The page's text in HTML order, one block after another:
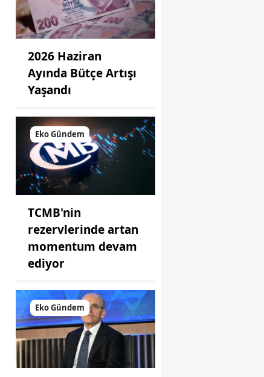
2026 Haziran
Ayında Bütçe Artışı
Yaşandı
Eko Gündem
TCMB'nin
rezervlerinde artan
momentum devam
ediyor
Eko Gündem